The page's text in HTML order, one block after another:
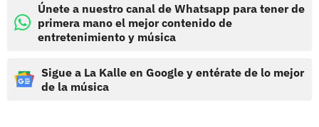
Únete a nuestro canal de Whatsapp para tener de
primera mano el mejor contenido de
entretenimiento y música
Sigue a La Kalle en Google y entérate de lo mejor
de la música